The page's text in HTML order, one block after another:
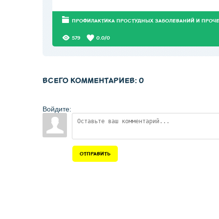
ПРОФИЛАКТИКА ПРОСТУДНЫХ ЗАБОЛЕВАНИЙ И
579 0.0/0
ВСЕГО КОММЕНТАРИЕВ: 0
Войдите:
ОТПРАВИТЬ